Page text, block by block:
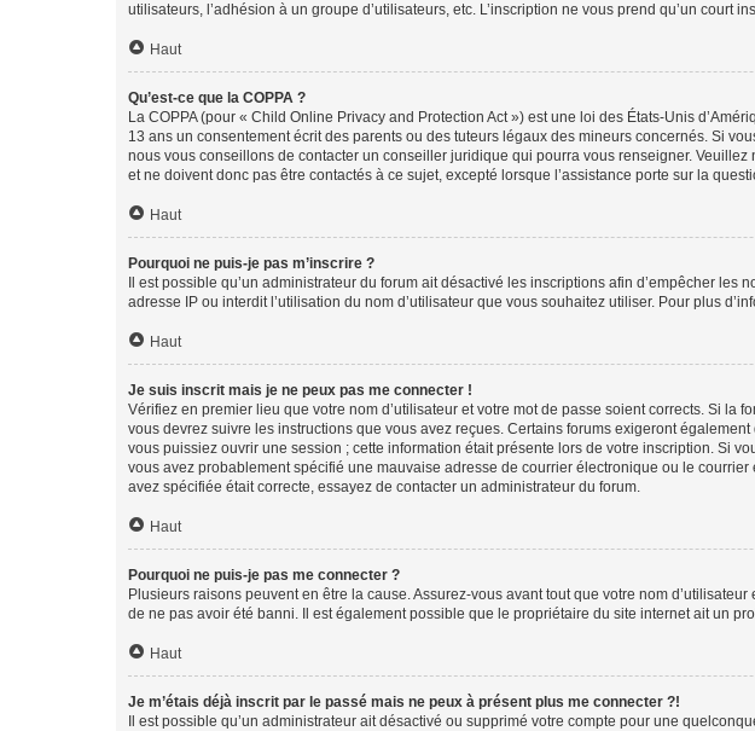
utilisateurs, l’adhésion à un groupe d’utilisateurs, etc. L’inscription ne vous prend qu’un court
Haut
Qu’est-ce que la COPPA ?
La COPPA (pour « Child Online Privacy and Protection Act ») est une loi des États-Unis
13 ans un consentement écrit des parents ou des tuteurs légaux des mineurs concernés. Si
nous vous conseillons de contacter un conseiller juridique qui pourra vous renseigner.
et ne doivent donc pas être contactés à ce sujet, excepté lorsque l’assistance porte sur la
Haut
Pourquoi ne puis-je pas m’inscrire ?
Il est possible qu’un administrateur du forum ait désactivé les inscriptions afin d’empêcher
adresse IP ou interdit l’utilisation du nom d’utilisateur que vous souhaitez utiliser. Pour plus
Haut
Je suis inscrit mais je ne peux pas me connecter !
Vérifiez en premier lieu que votre nom d’utilisateur et votre mot de passe soient corrects. Si la
vous devrez suivre les instructions que vous avez reçues. Certains forums exigeront
vous puissiez ouvrir une session ; cette information était présente lors de votre inscription. Si
vous avez probablement spécifié une mauvaise adresse de courrier électronique ou le
avez spécifiée était correcte, essayez de contacter un administrateur du forum.
Haut
Pourquoi ne puis-je pas me connecter ?
Plusieurs raisons peuvent en être la cause. Assurez-vous avant tout que votre nom
de ne pas avoir été banni. Il est également possible que le propriétaire du site internet ait un
Haut
Je m’étais déjà inscrit par le passé mais ne peux à présent plus me connecter ?!
Il est possible qu’un administrateur ait désactivé ou supprimé votre compte pour une